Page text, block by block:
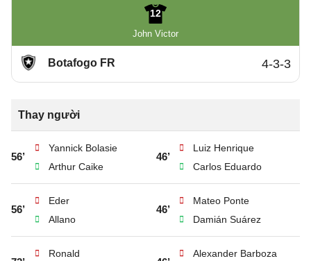
12
John Victor
Botafogo FR 4-3-3
Thay người
56’
Yannick Bolasie
Arthur Caike
46’
Luiz Henrique
Carlos Eduardo
56’
Eder
Allano
46’
Mateo Ponte
Damián Suárez
Ronald
Alexander Barboza